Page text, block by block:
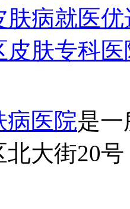
肤病就医
皮肤专科
病医院是
大街20